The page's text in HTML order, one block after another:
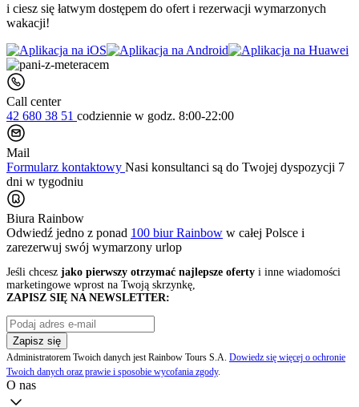
i ciesz się łatwym dostępem do ofert i rezerwacji wymarzonych
wakacji!
Call center
42 680 38 51 codziennie w godz. 8:00-22:00
Mail
Formularz kontaktowy Nasi konsultanci są do Twojej dyspozycji 7
dni w tygodniu
Biura Rainbow
Odwiedź jedno z ponad 100 biur Rainbow w całej Polsce i
zarezerwuj swój wymarzony urlop
Jeśli chcesz jako pierwszy otrzymać najlepsze oferty i inne wiadomości
marketingowe wprost na Twoją skrzynkę,
ZAPISZ SIĘ NA NEWSLETTER:
Zapisz się
Administratorem Twoich danych jest Rainbow Tours S.A. Dowiedz się więcej o ochronie
Twoich danych oraz prawie i sposobie wycofania zgody.
O nas